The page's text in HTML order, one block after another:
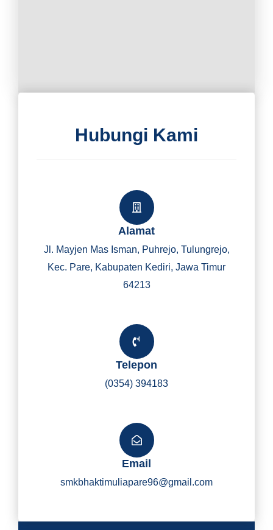
Y
I
Hubungi Kami
Alamat
Jl. Mayjen Mas Isman, Puhrejo, Tulungrejo,
Kec. Pare, Kabupaten Kediri, Jawa Timur
64213
Telepon
(0354) 394183
Email
smkbhaktimuliapare96@gmail.com